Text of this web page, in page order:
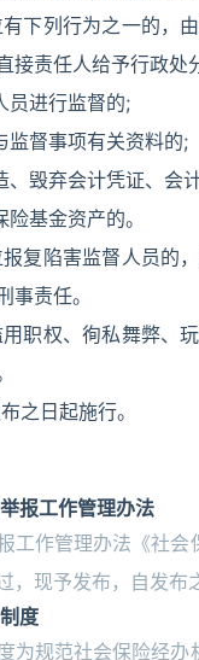
下列行为之一的，
接责任人给予行政处
员进行监督的;
监督事项有关资料的;
、毁弃会计凭证、会
基金资产的。
复陷害监督人员的
事责任。
职权、徇私舞弊、
之日起施行。
报工作管理办法
工作管理办法《社
，现予发布，自发
度
为规范社会保险经